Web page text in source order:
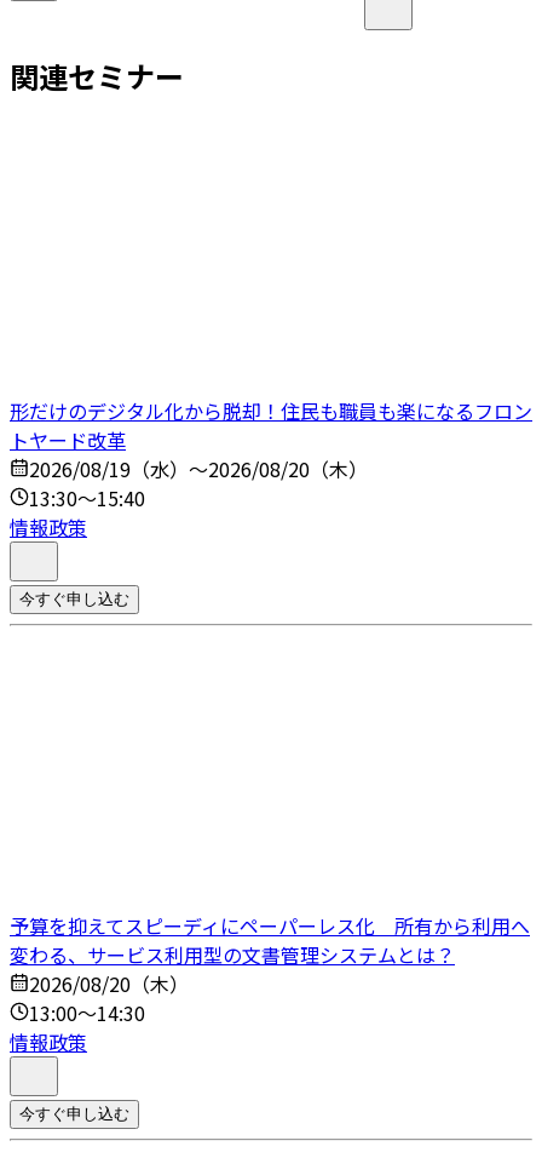
関連セミナー
形だけのデジタル化から脱却！住民も職員も楽になるフロン
トヤード改革
2026/08/19（水）～2026/08/20（木）
13:30～15:40
情報政策
今すぐ申し込む
予算を抑えてスピーディにペーパーレス化 所有から利用へ
変わる、サービス利用型の文書管理システムとは？
2026/08/20（木）
13:00～14:30
情報政策
今すぐ申し込む